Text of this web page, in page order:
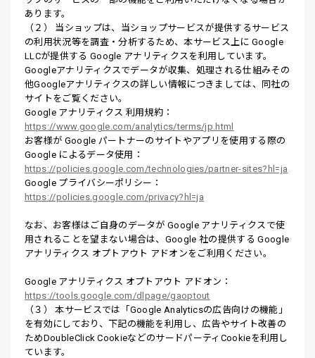
あります。
（２） 当ショップは、当ショップサービスが提供するサービス
の利用状況等を調査・分析するため、本サービス上に Google
LLCが提供する Google アナリティクスを利用しています。
Googleアナリティクスでデータが収集、処理される仕組みその
他Googleアナリティクスの詳しい情報につきましては、同社の
サイトをご覧ください。
Google アナリティクス 利用規約：
https://www.google.com/analytics/terms/jp.html
お客様が Google パートナーのサイトやアプリを使用する際の
Google によるデータ使用：
https://policies.google.com/technologies/partner-sites?hl=ja
Google プライバシーポリシー：
https://policies.google.com/privacy?hl=ja
なお、お客様はご自身のデータが Google アナリティクスで使
用されることを望まない場合は、Google 社の提供する Google
アナリティクス オプトアウト アドオンをご利用ください。
Google アナリティクス オプトアウト アドオン：
https://tools.google.com/dlpage/gaoptout
（３） 本サービスでは「Google Analyticsの広告向けの機能」
を有効にしており、下記の機能を利用し、広告やサイト改善の
ためDoubleClick CookieなどのサードパーティCookieを利用し
ています。